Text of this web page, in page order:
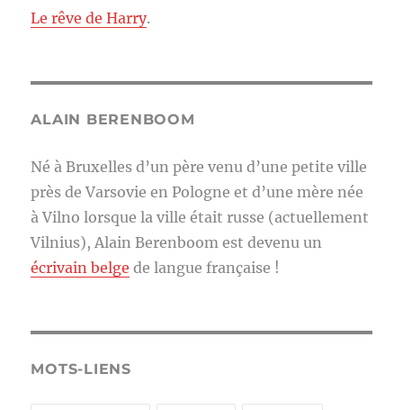
Le rêve de Harry.
ALAIN BERENBOOM
Né à Bruxelles d’un père venu d’une petite ville
près de Varsovie en Pologne et d’une mère née
à Vilno lorsque la ville était russe (actuellement
Vilnius), Alain Berenboom est devenu un
écrivain belge de langue française !
MOTS-LIENS